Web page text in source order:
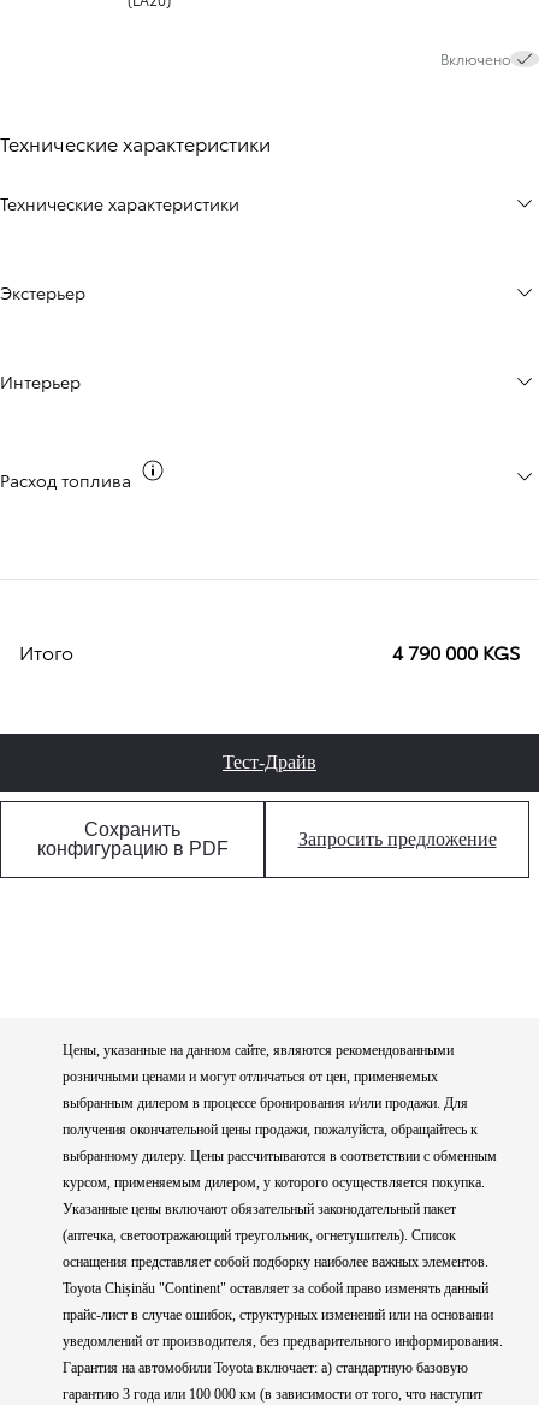
Включено
Технические характеристики
Технические характеристики
Экстерьер
Интерьер
Расход топлива Переключить на информацию о выбросах
Итого 4 790 000 KGS
Тест-Драйв
Сохранить
конфигурацию в PDF
Запросить предложение
Цены, указанные на данном сайте, являются рекомендованными
розничными ценами и могут отличаться от цен, применяемых
выбранным дилером в процессе бронирования и/или продажи. Для
получения окончательной цены продажи, пожалуйста, обращайтесь к
выбранному дилеру. Цены рассчитываются в соответствии с обменным
курсом, применяемым дилером, у которого осуществляется покупка.
Указанные цены включают обязательный законодательный пакет
(аптечка, светоотражающий треугольник, огнетушитель). Список
оснащения представляет собой подборку наиболее важных элементов.
Toyota Chișinău "Continent" оставляет за собой право изменять данный
прайс-лист в случае ошибок, структурных изменений или на основании
уведомлений от производителя, без предварительного информирования.
Гарантия на автомобили Toyota включает: a) стандартную базовую
гарантию 3 года или 100 000 км (в зависимости от того, что наступит